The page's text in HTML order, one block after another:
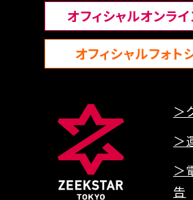
オフィシャルオンラ
オフィシャルフォト
＞
＞
＞
告